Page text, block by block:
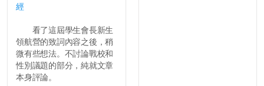
經
看了這屆學生會長新生
領航營的致詞內容之後，稍
微有些想法。不討論戰校和
性別議題的部分，純就文章
本身評論。